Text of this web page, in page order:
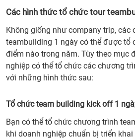
Các hình thức tổ chức tour
Không giống như company trip, các
teambuilding 1 ngày có thể được tổ
điểm nào trong năm. Tùy theo mục
nghiệp có thể tổ chức các chương
với những hình thức sau:
Tổ chức team building kick off 1
Bạn có thể tổ chức chương trình
khi doanh nghiệp chuẩn bị triển